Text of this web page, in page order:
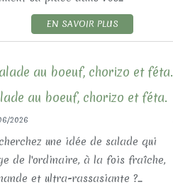
EN SAVOIR PLUS
LES RECETTES SALÉES
au boeuf, chorizo et féta.
2026
une idée de salade qui
de l'ordinaire, à la fois fraîche,
et ultra-rassasiante ?...